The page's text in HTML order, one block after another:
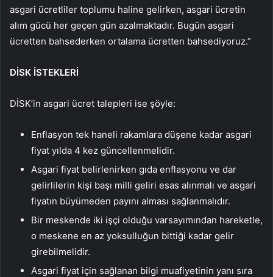
asgari ücretliler toplumu haline gelirken, asgari ücretin
alım gücü her geçen gün azalmaktadır. Bugün asgari
ücretten bahsederken ortalama ücretten bahsediyoruz.”
DİSK İSTEKLERİ
DİSK’in asgari ücret talepleri ise şöyle:
Enflasyon tek haneli rakamlara düşene kadar asgari
fiyat yılda 4 kez güncellenmelidir.
Asgari fiyat belirlenirken gıda enflasyonu ve dar
gelirlilerin kişi başı milli geliri esas alınmalı ve asgari
fiyatın büyümeden payını alması sağlanmalıdır.
Bir meskende iki işçi olduğu varsayımından hareketle,
o meskene en az yoksulluğun bittiği kadar gelir
girebilmelidir.
Asgari fiyat için sağlanan bilgi muafiyetinin yanı sıra